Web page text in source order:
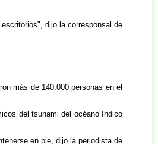
dijo la corresponsal de
más de 140.000 personas en el
del tsunami del océano Indico
en pie, dijo la periodista de